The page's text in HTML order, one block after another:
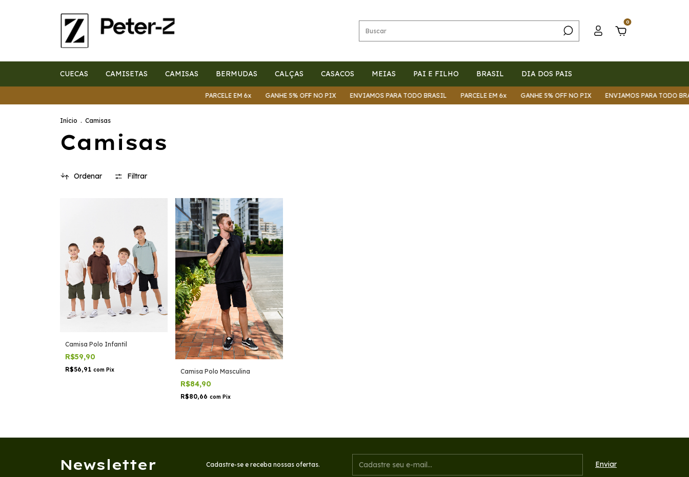
0
CUECAS CAMISETAS CAMISAS BERMUDAS CALÇAS CASACOS MEIAS PAI E FILHO BRASIL DIA DOS PAIS
PARCELE EM 6x GANHE 5% OFF NO PIX ENVIAMOS PARA TODO BRASIL PARCELE EM 6x GANHE 5% OFF NO PIX ENVIAMOS PARA TODO BRASIL
Início . Camisas
Camisas
Ordenar Filtrar
Camisa Polo Infantil
R$59,90
R$56,91 com Pix Camisa Polo Masculina
R$84,90
R$80,66 com Pix
Newsletter Cadastre-se e receba nossas ofertas.